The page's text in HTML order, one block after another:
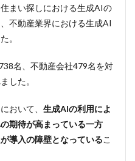
まい探しにおける生成AIの
不動産業界における生成AI
。
名、不動産会社479名を対
した。
おいて、 生成AIの利用によ
期待が高まっている一方
導入の障壁となっているこ